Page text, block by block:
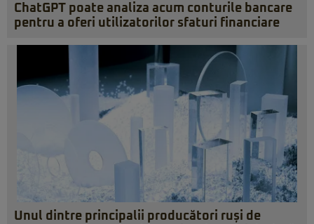
ChatGPT poate analiza acum conturile bancare
pentru a oferi utilizatorilor sfaturi financiare
Unul dintre principalii producători ruși de